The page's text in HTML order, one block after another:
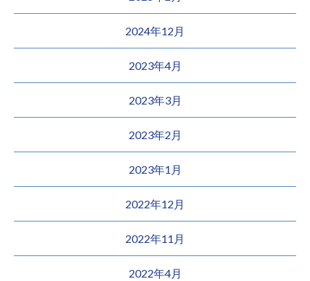
2024年12月
2023年4月
2023年3月
2023年2月
2023年1月
2022年12月
2022年11月
2022年4月